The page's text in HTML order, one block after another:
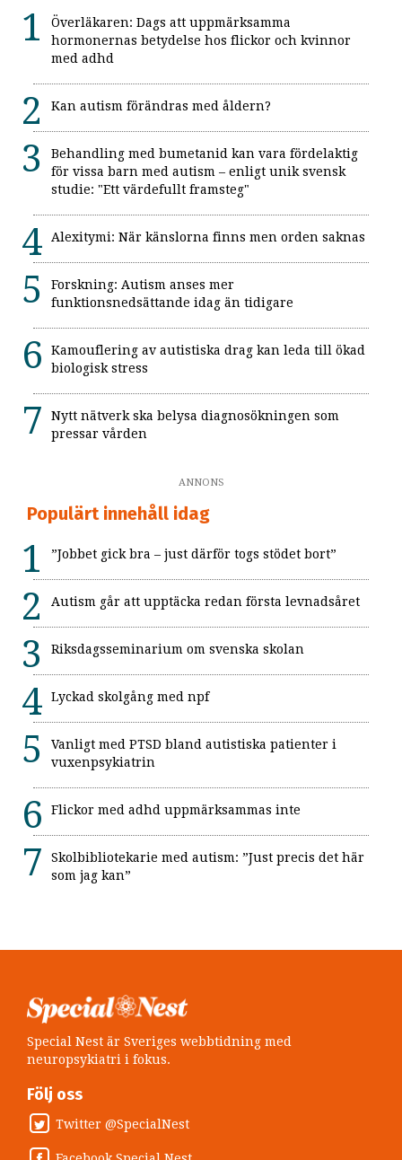
Överläkaren: Dags att uppmärksamma
hormonernas betydelse hos flickor och kvinnor
med adhd
Kan autism förändras med åldern?
Behandling med bumetanid kan vara fördelaktig
för vissa barn med autism – enligt unik svensk
studie: "Ett värdefullt framsteg"
Alexitymi: När känslorna finns men orden saknas
Forskning: Autism anses mer
funktionsnedsättande idag än tidigare
Kamouflering av autistiska drag kan leda till ökad
biologisk stress
Nytt nätverk ska belysa diagnosökningen som
pressar vården
ANNONS
Populärt innehåll idag
”Jobbet gick bra – just därför togs stödet bort”
Autism går att upptäcka redan första levnadsåret
Riksdagsseminarium om svenska skolan
Lyckad skolgång med npf
Vanligt med PTSD bland autistiska patienter i
vuxenpsykiatrin
Flickor med adhd uppmärksammas inte
Skolbibliotekarie med autism: ”Just precis det här
som jag kan”
Special Nest är Sveriges webbtidning med
neuropsykiatri i fokus.
Följ oss
Twitter @SpecialNest